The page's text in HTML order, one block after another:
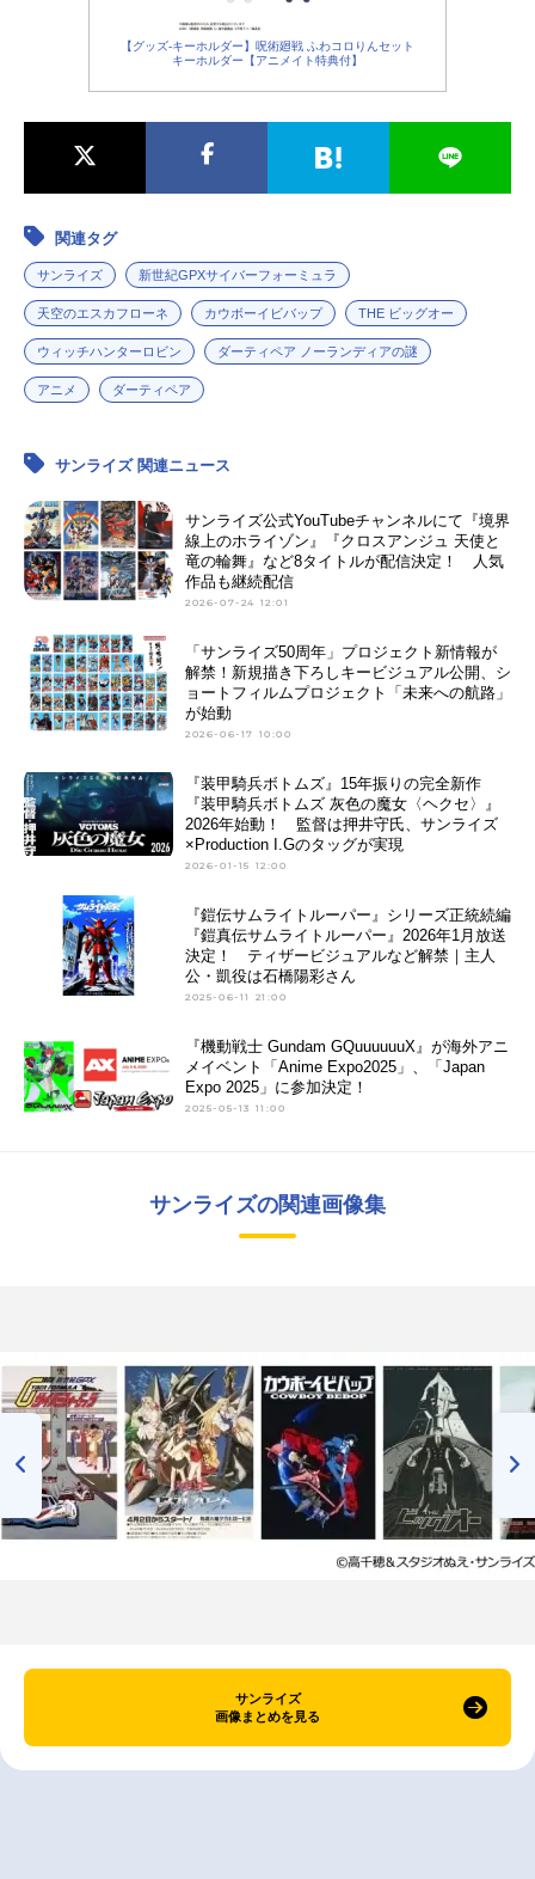
【グッズ-キーホルダー】呪術廻戦 ふわコロりんセット
キーホルダー【アニメイト特典付】
関連タグ
サンライズ 新世紀GPXサイバーフォーミュラ
天空のエスカフローネ カウボーイビバップ THE ビッグオー
ウィッチハンターロビン ダーティペア ノーランディアの謎
アニメ ダーティペア
サンライズ 関連ニュース
サンライズ公式YouTubeチャンネルにて『境界
線上のホライゾン』『クロスアンジュ 天使と
竜の輪舞』など8タイトルが配信決定！ 人気
作品も継続配信
2026-07-24 12:01
「サンライズ50周年」プロジェクト新情報が
解禁！新規描き下ろしキービジュアル公開、シ
ョートフィルムプロジェクト「未来への航路」
が始動
2026-06-17 10:00
『装甲騎兵ボトムズ』15年振りの完全新作
『装甲騎兵ボトムズ 灰色の魔女〈ヘクセ〉』
2026年始動！ 監督は押井守氏、サンライズ
×Production I.Gのタッグが実現
2026-01-15 12:00
『鎧伝サムライトルーパー』シリーズ正統続編
『鎧真伝サムライトルーパー』2026年1月放送
決定！ ティザービジュアルなど解禁｜主人
公・凱役は石橋陽彩さん
2025-06-11 21:00
『機動戦士 Gundam GQuuuuuuX』が海外アニ
メイベント「Anime Expo2025」、「Japan
Expo 2025」に参加決定！
2025-05-13 11:00
サンライズの関連画像集
サンライズ
画像まとめを見る